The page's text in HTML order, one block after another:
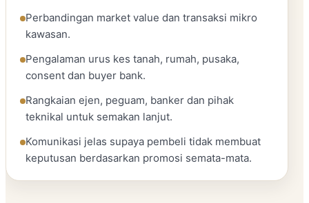
Perbandingan market value dan transaksi mikro
kawasan.
Pengalaman urus kes tanah, rumah, pusaka,
consent dan buyer bank.
Rangkaian ejen, peguam, banker dan pihak
teknikal untuk semakan lanjut.
Komunikasi jelas supaya pembeli tidak membuat
keputusan berdasarkan promosi semata-mata.